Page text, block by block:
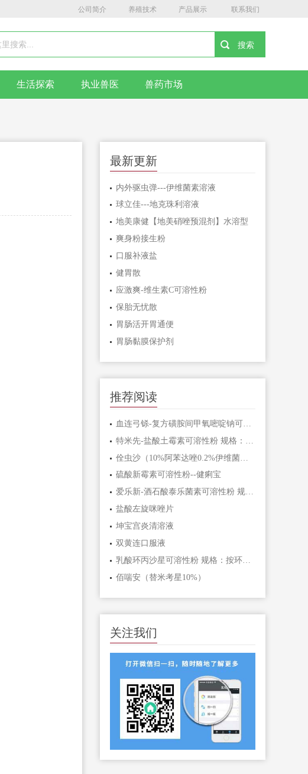
公司简介 养殖技术 产品展示 联系我们
生活探索 执业兽医 兽药市场
最新更新
内外驱虫弹---伊维菌素溶液
球立佳---地克珠利溶液
地美康健【地美硝唑预混剂】水溶型
爽身粉接生粉
口服补液盐
健胃散
应激爽-维生素C可溶性粉
保胎无忧散
胃肠活开胃通便
胃肠黏膜保护剂
推荐阅读
血连弓铩-复方磺胺间甲氧嘧啶钠可溶性粉
佺虫沙（10%阿苯达唑0.2%伊维菌素粉）
硫酸新霉素可溶性粉--健痢宝
爱乐新-酒石酸泰乐菌素可溶性粉 规格：100g：10g（1000万单位）
盐酸左旋咪唑片
坤宝宫炎清溶液
双黄连口服液
乳酸环丙沙星可溶性粉 规格：按环丙沙星计算2%
佰喘安（替米考星10%）
关注我们